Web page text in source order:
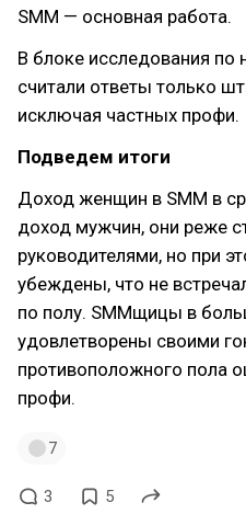
SMM — основная работа.
В блоке исследования
считали ответы только
исключая частных профи.
Подведем итоги
Доход женщин в SMM в
доход мужчин, они реже
руководителями, но при
убеждены, что не
по полу. SMMщицы в
удовлетворены своими
противоположного пола
профи.
7
3 5